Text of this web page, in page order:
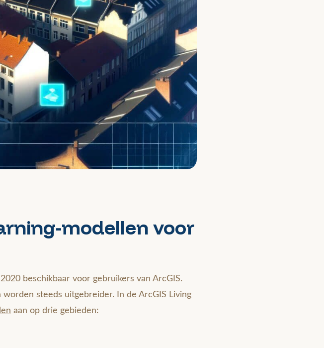
modellen voor
beschikbaar voor gebruikers van ArcGIS.
steeds uitgebreider. In de ArcGIS Living
aan op drie gebieden: